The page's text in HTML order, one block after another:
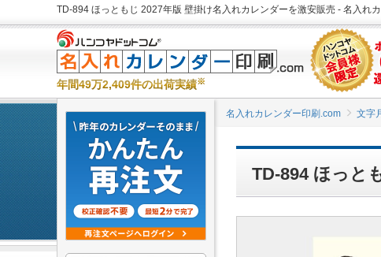
TD-894 ほっともじ 2027年版 壁掛け名入れカレンダーを激安販売 - 名入れ
年間49万2,409件の出荷実績※
名入れカレンダー印刷.com 文字
TD-894 ほっと